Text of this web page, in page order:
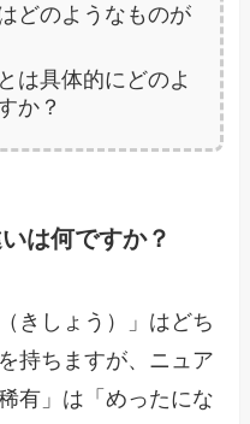
どのようなものが
は具体的にどのよ
か？
は何ですか？
きしょう）」はどち
持ちますが、ニュア
有」は「めったにな